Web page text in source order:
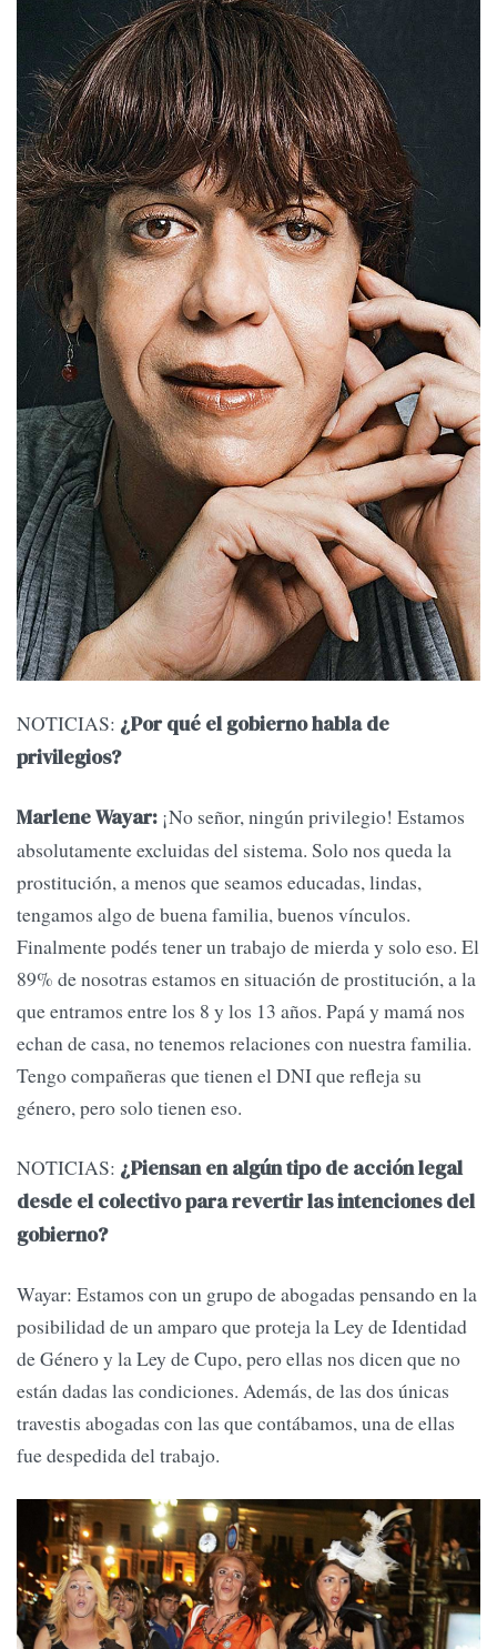
NOTICIAS: ¿Por qué el gobierno habla de
privilegios?
Marlene Wayar: ¡No señor, ningún privilegio! Estamos
absolutamente excluidas del sistema. Solo nos queda la
prostitución, a menos que seamos educadas, lindas,
tengamos algo de buena familia, buenos vínculos.
Finalmente podés tener un trabajo de mierda y solo eso. El
89% de nosotras estamos en situación de prostitución, a la
que entramos entre los 8 y los 13 años. Papá y mamá nos
echan de casa, no tenemos relaciones con nuestra familia.
Tengo compañeras que tienen el DNI que refleja su
género, pero solo tienen eso.
NOTICIAS: ¿Piensan en algún tipo de acción legal
desde el colectivo para revertir las intenciones del
gobierno?
Wayar: Estamos con un grupo de abogadas pensando en la
posibilidad de un amparo que proteja la Ley de Identidad
de Género y la Ley de Cupo, pero ellas nos dicen que no
están dadas las condiciones. Además, de las dos únicas
travestis abogadas con las que contábamos, una de ellas
fue despedida del trabajo.